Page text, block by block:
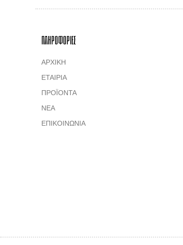
ΠΛΗΡΟΦΟΡΙΕΣ
ΑΡΧΙΚΗ
ΕΤΑΙΡΙΑ
ΠΡΟΪΟΝΤΑ
ΝΕΑ
ΕΠΙΚΟΙΝΩΝΙΑ